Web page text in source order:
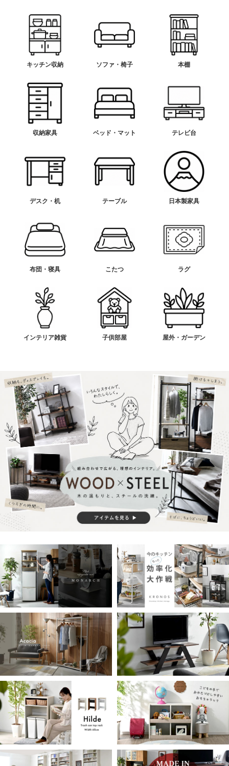
キッチン収納 ソファ・椅子 本棚
収納家具 ベッド・マット テレビ台
デスク・机 テーブル 日本製家具
布団・寝具 こたつ ラグ
インテリア雑貨 子供部屋 屋外・ガーデン